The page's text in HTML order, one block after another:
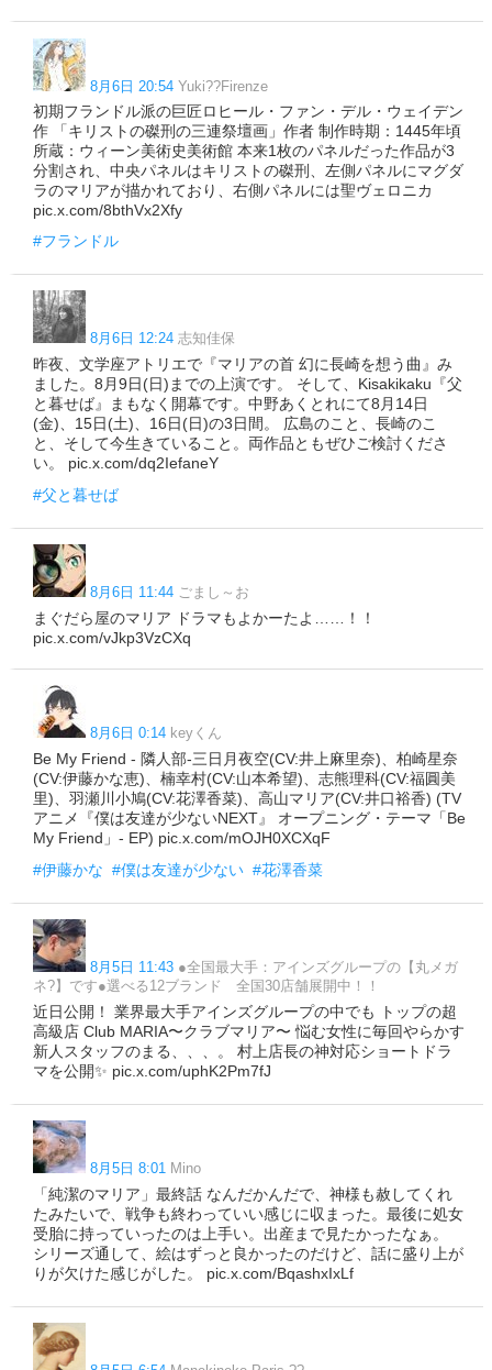
8月6日 20:54 Yuki??Firenze
初期フランドル派の巨匠ロヒール・ファン・デル・ウェイデン
作 「キリストの磔刑の三連祭壇画」作者 制作時期：1445年頃
所蔵：ウィーン美術史美術館 本来1枚のパネルだった作品が3
分割され、中央パネルはキリストの磔刑、左側パネルにマグダ
ラのマリアが描かれており、右側パネルには聖ヴェロニカ
pic.x.com/8bthVx2Xfy
#フランドル
8月6日 12:24 志知佳保
昨夜、文学座アトリエで『マリアの首 幻に長崎を想う曲』み
ました。8月9日(日)までの上演です。 そして、Kisakikaku『父
と暮せば』まもなく開幕です。中野あくとれにて8月14日
(金)、15日(土)、16日(日)の3日間。 広島のこと、長崎のこ
と、そして今生きていること。両作品ともぜひご検討くださ
い。 pic.x.com/dq2IefaneY
#父と暮せば
8月6日 11:44 ごまし～お
まぐだら屋のマリア ドラマもよかーたよ……！！
pic.x.com/vJkp3VzCXq
8月6日 0:14 keyくん
Be My Friend - 隣人部-三日月夜空(CV:井上麻里奈)、柏崎星奈
(CV:伊藤かな恵)、楠幸村(CV:山本希望)、志熊理科(CV:福圓美
里)、羽瀬川小鳩(CV:花澤香菜)、高山マリア(CV:井口裕香) (TV
アニメ『僕は友達が少ないNEXT』 オープニング・テーマ「Be
My Friend」- EP) pic.x.com/mOJH0XCXqF
#伊藤かな #僕は友達が少ない #花澤香菜
8月5日 11:43 ●全国最大手：アインズグループの【丸メガ
ネ?】です●選べる12ブランド 全国30店舗展開中！！
近日公開！ 業界最大手アインズグループの中でも トップの超
高級店 Club MARIA〜クラブマリア〜 悩む女性に毎回やらかす
新人スタッフのまる、、、。 村上店長の神対応ショートドラ
マを公開✨ pic.x.com/uphK2Pm7fJ
8月5日 8:01 Mino
「純潔のマリア」最終話 なんだかんだで、神様も赦してくれ
たみたいで、戦争も終わっていい感じに収まった。最後に処女
受胎に持っていったのは上手い。出産まで見たかったなぁ。
シリーズ通して、絵はずっと良かったのだけど、話に盛り上が
りが欠けた感じがした。 pic.x.com/BqashxIxLf